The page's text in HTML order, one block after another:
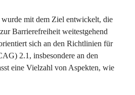
mit dem Ziel entwickelt, die
Barrierefreiheit weitestgehend
sich an den Richtlinien für
2.1, insbesondere an den
eine Vielzahl von Aspekten, wie